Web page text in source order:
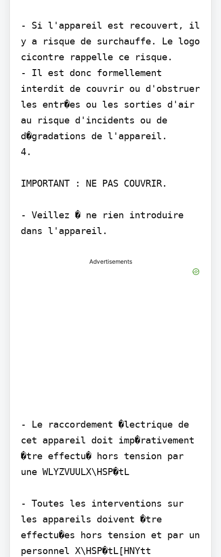
- Si l'appareil est recouvert, il
y a risque de surchauffe. Le logo
cicontre rappelle ce risque.
- Il est donc formellement
interdit de couvrir ou d'obstruer
les entr�es ou les sorties d'air
au risque d'incidents ou de
d�gradations de l'appareil.
4.
IMPORTANT : NE PAS COUVRIR.
- Veillez � ne rien introduire
dans l'appareil.
Advertisements
- Le raccordement �lectrique de
cet appareil doit imp�rativement
�tre effectu� hors tension par
une WLYZVUULX\HSP�tL
- Toutes les interventions sur
les appareils doivent �tre
effectu�es hors tension et par un
personnel X\HSP�tL[HNYtt